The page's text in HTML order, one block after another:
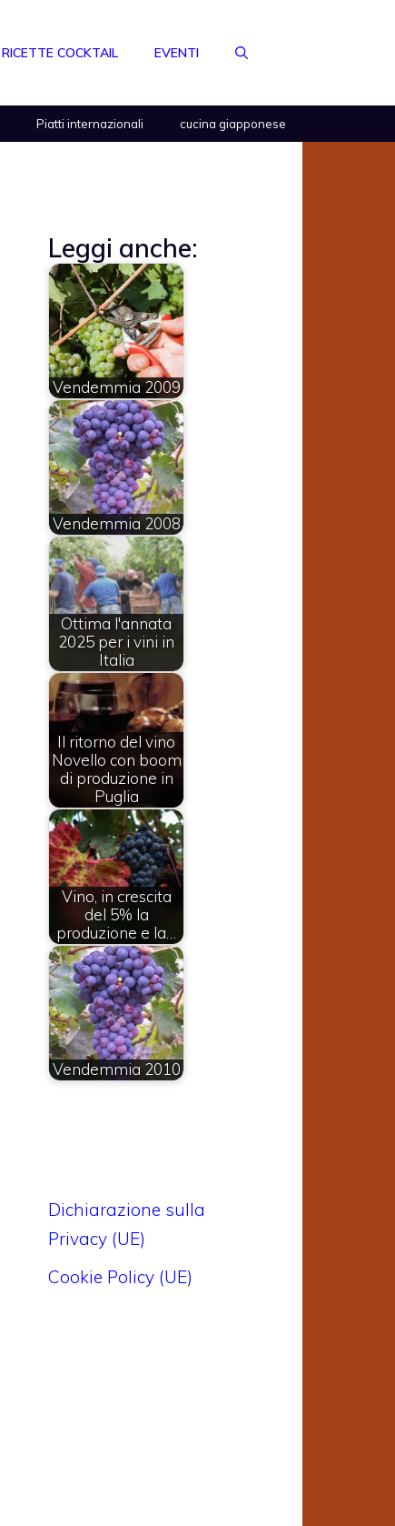
RICETTE COCKTAIL EVENTI
Piatti internazionali cucina giapponese
Leggi anche:
Vendemmia 2009
Vendemmia 2008
Ottima l'annata
2025 per i vini in
Italia
Il ritorno del vino
Novello con boom
di produzione in
Puglia
Vino, in crescita
del 5% la
produzione e la…
Vendemmia 2010
Dichiarazione sulla
Privacy (UE)
Cookie Policy (UE)